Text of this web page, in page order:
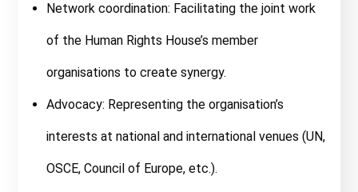
Network coordination: Facilitating the joint work
of the Human Rights House’s member
organisations to create synergy.
Advocacy: Representing the organisation’s
interests at national and international venues (UN,
OSCE, Council of Europe, etc.).